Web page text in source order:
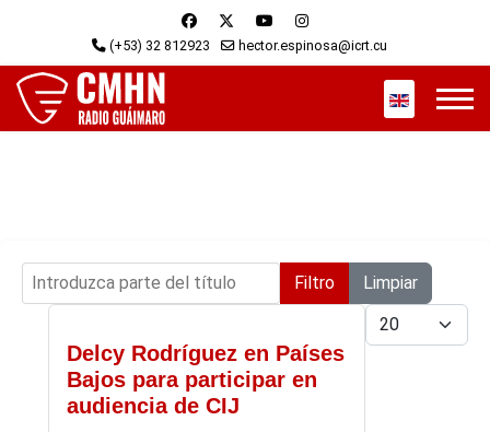
(+53) 32 812923 hector.espinosa@icrt.cu
Seleccione
Introduzca parte del título Filtro
Limpiar
Cantidad
Delcy Rodríguez en Países
Bajos para participar en
audiencia de CIJ